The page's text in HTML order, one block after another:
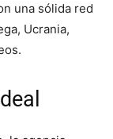
una sólida red
Ucrania,